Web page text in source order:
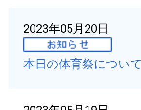
2023年05月20日
本日の体育祭について